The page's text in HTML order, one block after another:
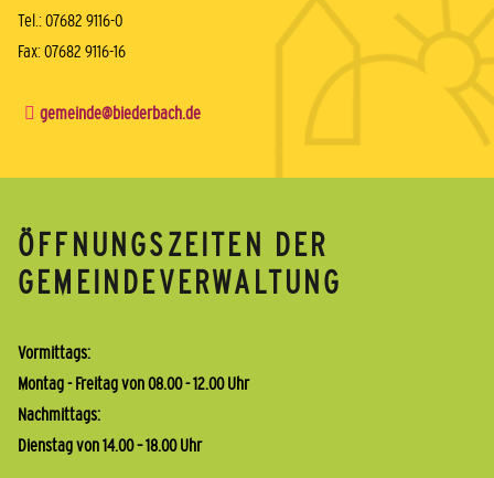
Tel.: 07682 9116-0
Fax: 07682 9116-16
gemeinde@biederbach.de
ÖFFNUNGSZEITEN DER
GEMEINDEVERWALTUNG
Vormittags:
Montag - Freitag von 08.00 - 12.00 Uhr
Nachmittags:
Dienstag von 14.00 – 18.00 Uhr